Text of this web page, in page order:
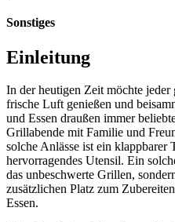
Sonstiges
Einleitung
In der heutigen Zeit möchte
frische Luft genießen und
und Essen draußen immer
Grillabende mit Familie und
solche Anlässe ist ein
hervorragendes Utensil. Ein
das unbeschwerte Grillen,
zusätzlichen Platz zum
Essen.